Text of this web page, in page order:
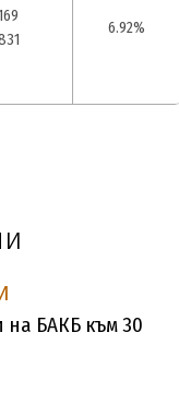
6.92%
БАКБ към 30